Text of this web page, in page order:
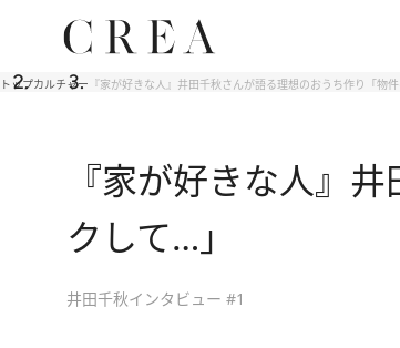
トップカルチャー 『家が好きな人』井田千秋さんが語る理想のおうち作り「物
『家が好きな人』
クして…」
井田千秋インタビュー #1